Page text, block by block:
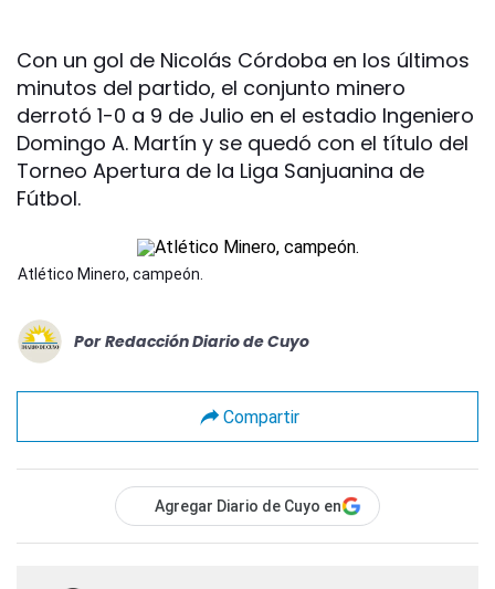
Con un gol de Nicolás Córdoba en los últimos
minutos del partido, el conjunto minero
derrotó 1-0 a 9 de Julio en el estadio Ingeniero
Domingo A. Martín y se quedó con el título del
Torneo Apertura de la Liga Sanjuanina de
Fútbol.
Atlético Minero, campeón.
Por Redacción Diario de Cuyo
Compartir
Agregar Diario de Cuyo en